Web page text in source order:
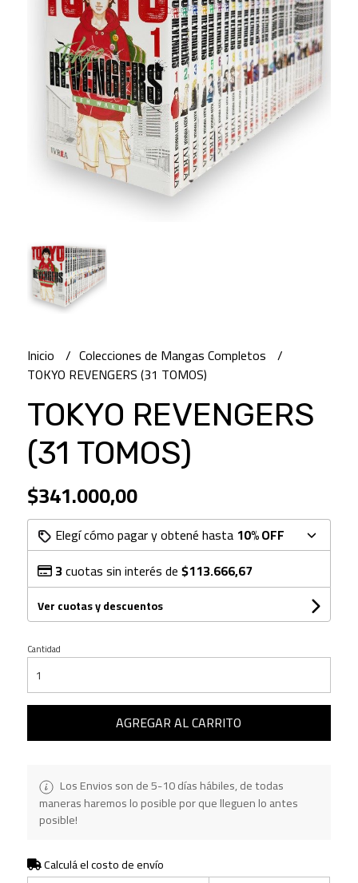
Inicio
Colecciones de Mangas Completos
TOKYO REVENGERS (31 TOMOS)
TOKYO REVENGERS
(31 TOMOS)
$341.000,00
Elegí cómo pagar y obtené hasta 10% OFF
3cuotas sin interés de$113.666,67
Ver cuotas y descuentos
Cantidad
AGREGAR AL CARRITO
Los Envios son de 5-10 días hábiles, de todas
maneras haremos lo posible por que lleguen lo antes
posible!
Calculá el costo de envío